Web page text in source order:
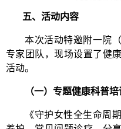
五、活动内容
本次活动特邀附一院
专家团队，现场设置了健
活动。
（一）专题健康科普培
《守护女性全生命周